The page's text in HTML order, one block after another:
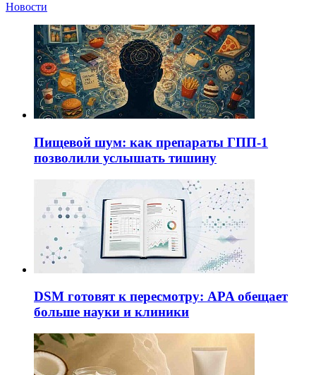
Новости
Пищевой шум: как препараты ГПП-1
позволили услышать тишину
DSM готовят к пересмотру: APA обещает
больше науки и клиники